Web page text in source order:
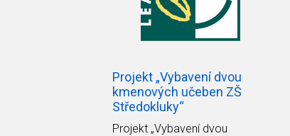
Projekt „Vybavení dvou
kmenových učeben ZŠ
Středokluky“
Projekt „Vybavení dvou